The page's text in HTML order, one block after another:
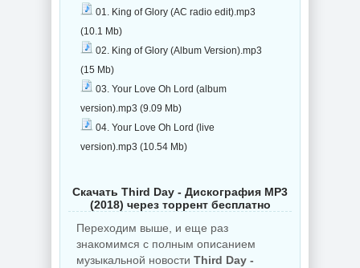
01. King of Glory (AC radio edit).mp3
(10.1 Mb)
02. King of Glory (Album Version).mp3
(15 Mb)
03. Your Love Oh Lord (album
version).mp3 (9.09 Mb)
04. Your Love Oh Lord (live
version).mp3 (10.54 Mb)
Скачать Third Day - Дискография MP3
(2018) через торрент бесплатно
Переходим выше, и еще раз
знакомимся с полным описанием
музыкальной новости Third Day -